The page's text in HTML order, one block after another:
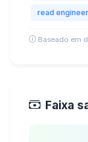
read
Baseado em
Faixa